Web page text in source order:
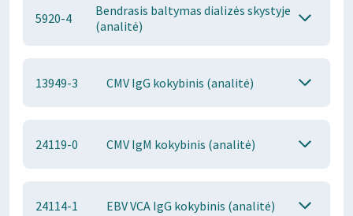
5920-4
Bendrasis baltymas dializės skystyje
(analitė)
13949-3 CMV IgG kokybinis (analitė)
24119-0 CMV IgM kokybinis (analitė)
24114-1 EBV VCA IgG kokybinis (analitė)